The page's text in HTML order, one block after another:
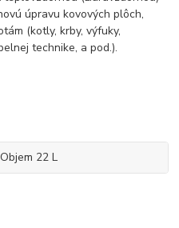
úpravu kovových plôch,
(kotly, krby, výfuky,
technike, a pod.).
Objem 22 L